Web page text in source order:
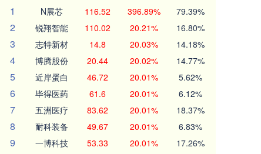
1
N展芯 116.52 396.89% 79.39%
2 锐翔智能 110.02 20.21% 16.80%
3 志特新材 14.8 20.03% 14.18%
4 博腾股份 20.44 20.02% 14.77%
5 近岸蛋白 46.72 20.01% 5.62%
6 毕得医药 61.6 20.01% 6.12%
7 五洲医疗 83.62 20.01% 18.37%
8 耐科装备 49.67 20.01% 6.83%
9 一博科技 53.33 20.01% 17.26%